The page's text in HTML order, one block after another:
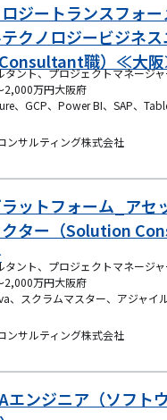
ジートランスフォ
クノロジービジネ
職）≪大
2,000万円大阪府
ンサルティング株式会社
ットフォーム_アセ
クター（Solution
2,000万円大阪府
、スクラムマスター、アジャイ
ンサルティング株式会社
エンジニア（ソフト